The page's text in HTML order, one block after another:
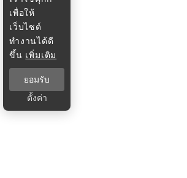
เพื่อให้
เว็บไซต์
ทำงานได้ดี
ขึ้น เพิ่มเติม
ยอมรับ
ตั้งค่า